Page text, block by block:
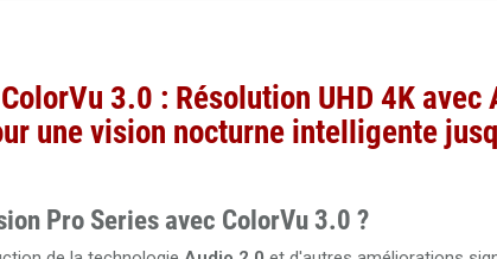
3.0 : Résolution UHD 4K avec
une vision nocturne intelligente
Pro Series avec ColorVu 3.0 ?